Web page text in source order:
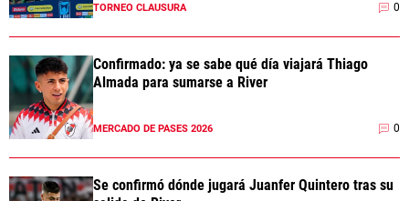
CÓDIGOS
PRONÓSTICOS
APUESTA DEL DÍA
ESCRIBÍ EN LA PÁGINA MILLONARIAAPUESTAS
La Página Millonaria es un sitio no oficial, creado por socios e
hinchas de River y no tiene afiliación alguna con el club Atlético River
Plate.
Esta sección no tiene relación alguna con el club. Para visitar el sitio
TORNEO CLAUSURA 0
Confirmado: ya se sabe qué día viajará Thiago
Almada para sumarse a River
MERCADO DE PASES 2026 0
Se confirmó dónde jugará Juanfer Quintero tras su